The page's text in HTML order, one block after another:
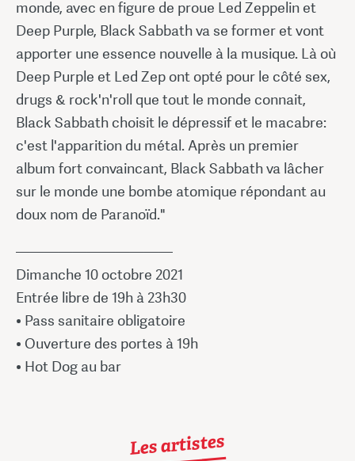
monde, avec en figure de proue Led Zeppelin et
Deep Purple, Black Sabbath va se former et vont
apporter une essence nouvelle à la musique. Là où
Deep Purple et Led Zep ont opté pour le côté sex,
drugs & rock'n'roll que tout le monde connait,
Black Sabbath choisit le dépressif et le macabre:
c'est l'apparition du métal. Après un premier
album fort convaincant, Black Sabbath va lâcher
sur le monde une bombe atomique répondant au
doux nom de Paranoïd."
———————————
Dimanche 10 octobre 2021
Entrée libre de 19h à 23h30
• Pass sanitaire obligatoire
• Ouverture des portes à 19h
• Hot Dog au bar
Les artistes